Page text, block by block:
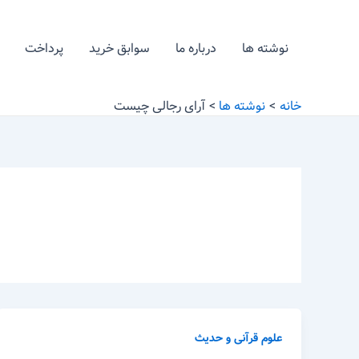
نوشته ها درباره ما سوابق خرید پرداخت
خانه نوشته ها آرای رجالی چیست
علوم قرآنی و حدیث